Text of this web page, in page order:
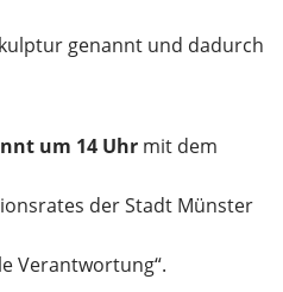
genannt und dadurch
um 14 Uhr mit dem
der Stadt Münster
Verantwortung“.